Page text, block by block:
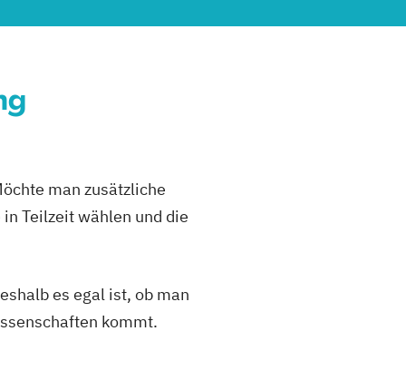
man zusätzliche
Teilzeit wählen und die
es egal ist, ob man
kommt.